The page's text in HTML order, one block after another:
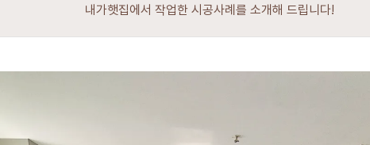
내가햇집에서 작업한 시공사례를 소개해 드립니다!